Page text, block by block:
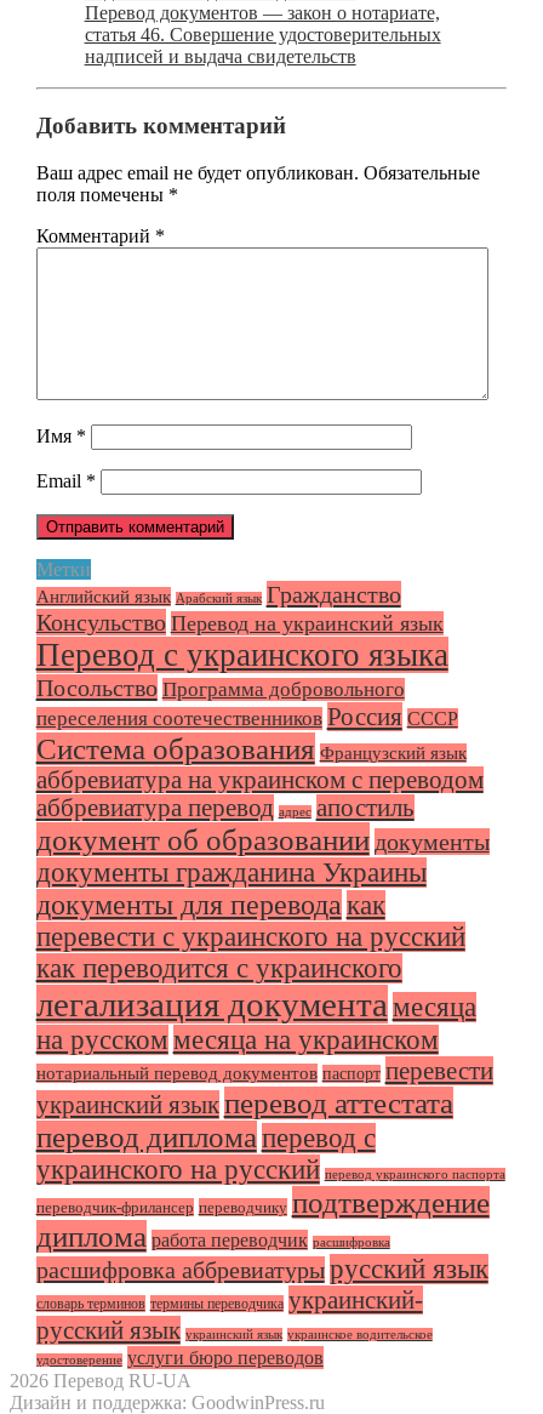
Перевод документов — закон о нотариате,
статья 46. Совершение удостоверительных
надписей и выдача свидетельств
Добавить комментарий
Ваш адрес email не будет опубликован. Обязательные
поля помечены *
Комментарий *
Имя *
Email *
Метки
Английский язык Арабский язык Гражданство
Консульство Перевод на украинский язык
Перевод с украинского языка
Посольство Программа добровольного
переселения соотечественников Россия СССР
Система образования Французский язык
аббревиатура на украинском с переводом
аббревиатура перевод адрес апостиль
документ об образовании документы
документы гражданина Украины
документы для перевода как
перевести с украинского на русский
как переводится с украинского
легализация документа месяца
на русском месяца на украинском
нотариальный перевод документов паспорт перевести
украинский языкперевод аттестата
перевод диплома перевод с
украинского на русский перевод украинского паспорта
переводчик-фрилансер переводчику подтверждение
диплома работа переводчик расшифровка
расшифровка аббревиатуры русский язык
словарь терминов термины переводчика украинский-
русский язык украинский язык украинское водительское
удостоверение услуги бюро переводов
2026 Перевод RU-UA
Дизайн и поддержка: GoodwinPress.ru